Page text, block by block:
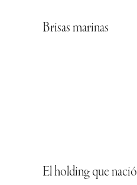
Brisas marinas
El holding que nació